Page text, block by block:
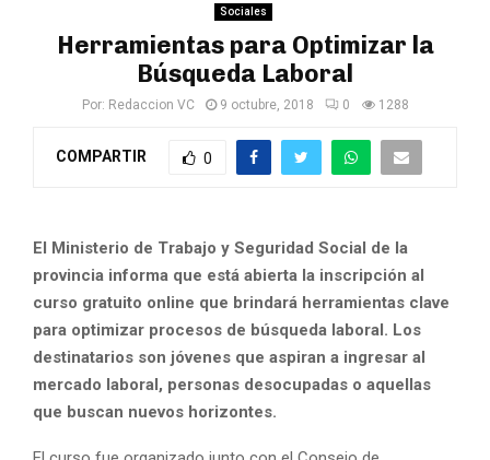
Sociales
Herramientas para Optimizar la
Búsqueda Laboral
Por: Redaccion VC 9 octubre, 2018 0 1288
COMPARTIR 0
El Ministerio de Trabajo y Seguridad Social de la
provincia informa que está abierta la inscripción al
curso gratuito online que brindará herramientas clave
para optimizar procesos de búsqueda laboral. Los
destinatarios son jóvenes que aspiran a ingresar al
mercado laboral, personas desocupadas o aquellas
que buscan nuevos horizontes.